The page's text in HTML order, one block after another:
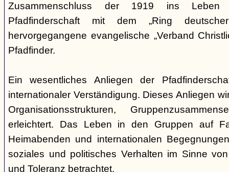
Zusammenschluss der 1919 ins Leben
Pfadfinderschaft mit dem „Ring deutscher
hervorgegangene evangelische „Verband
Pfadfinder.
Ein wesentliches Anliegen der
internationaler Verständigung. Dieses Anliegen
Organisationsstrukturen,
erleichtert. Das Leben in den Gruppen auf
Heimabenden und internationalen
soziales und politisches Verhalten im Sinne
und Toleranz betrachtet.